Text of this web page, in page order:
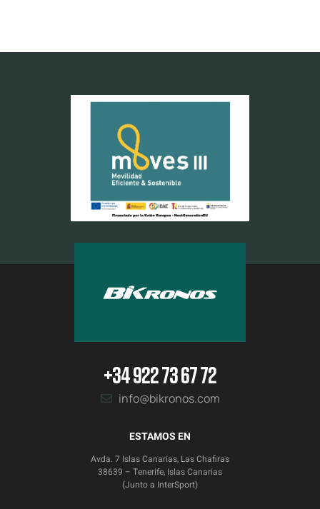
+34 922 73 67 72
info@bikronos.com
ESTAMOS EN
Avda. 7 Islas Canarias, Las Chafiras
38639 – Tenerife, Islas Canarias
(Junto a InterSport)